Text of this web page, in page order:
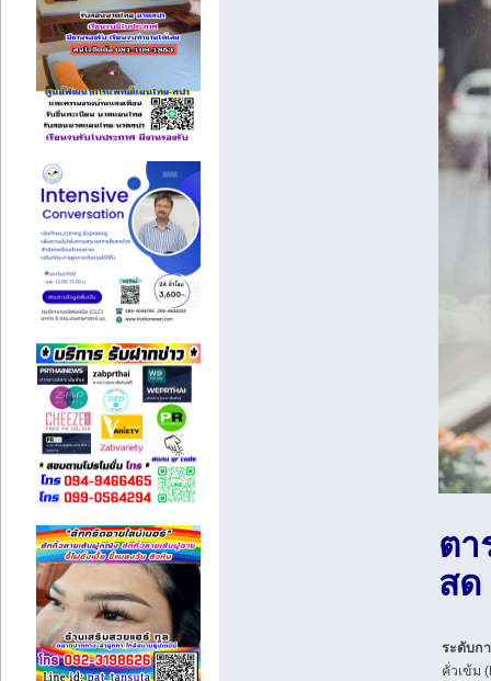
ตา
สด
ระดับก
คั่วเข้ม